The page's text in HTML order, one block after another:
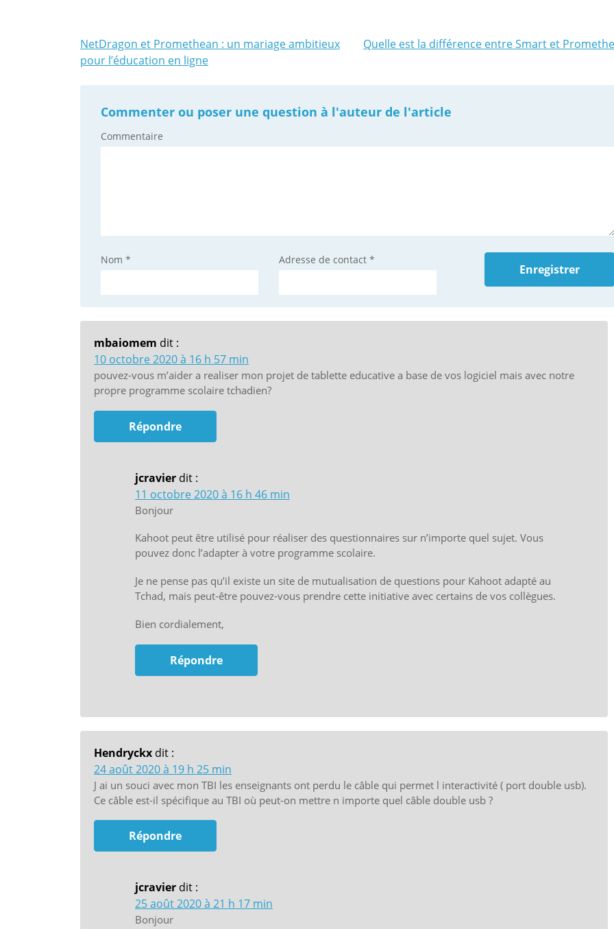
Navigation
l'article
NetDragon et Promethean : un mariage ambitieux
pour l’éducation en ligne
Quelle est la différence entre Smart et
Commenter ou poser une question à l'auteur de l'article
Commentaire
Nom * Adresse de contact *
mbaiomem dit :
10 octobre 2020 à 16 h 57 min
pouvez-vous m’aider a realiser mon projet de tablette educative a base de vos logiciel mais avec notre
propre programme scolaire tchadien?
Répondre
jcravier dit :
11 octobre 2020 à 16 h 46 min
Bonjour
Kahoot peut être utilisé pour réaliser des questionnaires sur n’importe quel sujet. Vous
pouvez donc l’adapter à votre programme scolaire.
Je ne pense pas qu’il existe un site de mutualisation de questions pour Kahoot adapté au
Tchad, mais peut-être pouvez-vous prendre cette initiative avec certains de vos collègues.
Bien cordialement,
Répondre
Hendryckx dit :
24 août 2020 à 19 h 25 min
J ai un souci avec mon TBI les enseignants ont perdu le câble qui permet l interactivité ( port double usb).
Ce câble est-il spécifique au TBI où peut-on mettre n importe quel câble double usb ?
Répondre
jcravier dit :
25 août 2020 à 21 h 17 min
Bonjour